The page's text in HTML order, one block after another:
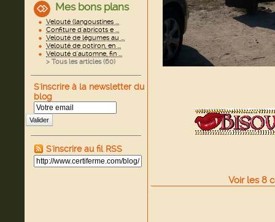
Mes bons plans
Velouté (langoustines ...
Confiture d'abricots e ...
Velouté de légumes au ...
Velouté de potiron, en ...
Velouté d'automne, fin ...
> Tous les articles (60)
S'inscrire à la newsletter du
blog
Valider
S'inscrire au fil RSS
Voir les8